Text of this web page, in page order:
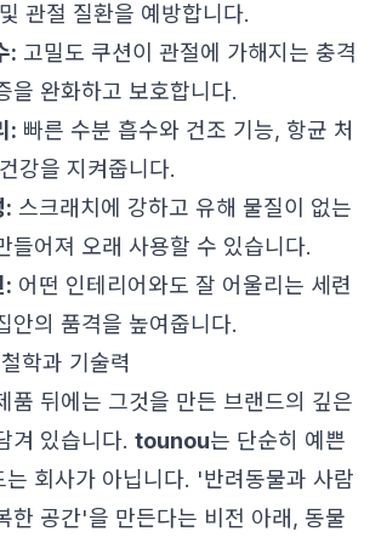
관절 질환을 예방합니다.
: 고밀도 쿠션이 관절에 가해지는 충격
을 완화하고 보호합니다.
: 빠른 수분 흡수와 건조 기능, 항균 처
강을 지켜줍니다.
: 스크래치에 강하고 유해 물질이 없는
들어져 오래 사용할 수 있습니다.
: 어떤 인테리어와도 잘 어울리는 세련
안의 품격을 높여줍니다.
학과 기술력
품 뒤에는 그것을 만든 브랜드의 깊은
겨 있습니다. tounou는 단순히 예쁜
는 회사가 아닙니다. '반려동물과 사람
한 공간'을 만든다는 비전 아래, 동물